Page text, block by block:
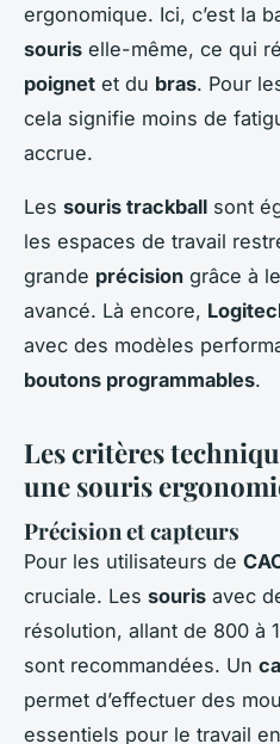
ergonomique. Ici, c’est la
souris elle-même, ce qui
poignet et du bras. Pour
cela signifie moins de
accrue.
Les souris trackball sont
les espaces de travail
grande précision grâce à
avancé. Là encore,
avec des modèles
boutons programmables.
Les critères
une souris
Précision et capteurs
Pour les utilisateurs de
cruciale. Les souris avec
résolution, allant de 800 à
sont recommandées. Un
permet d’effectuer des
essentiels pour le travail